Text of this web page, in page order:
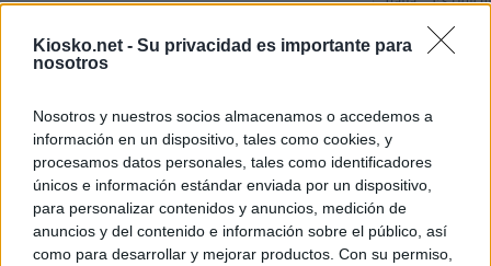
Kiosko.net - Su privacidad es importante para
nosotros
Nosotros y nuestros socios almacenamos o accedemos a
información en un dispositivo, tales como cookies, y
procesamos datos personales, tales como identificadores
únicos e información estándar enviada por un dispositivo,
para personalizar contenidos y anuncios, medición de
anuncios y del contenido e información sobre el público, así
como para desarrollar y mejorar productos. Con su permiso,
"Solo
Sánchez
© Kiosko.net Aviso Legal Privacidad y Cookies